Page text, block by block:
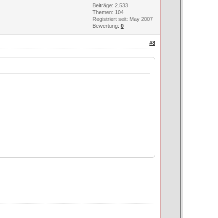
Beiträge: 2.533
Themen: 104
Registriert seit: May 2007
Bewertung: 0
#8